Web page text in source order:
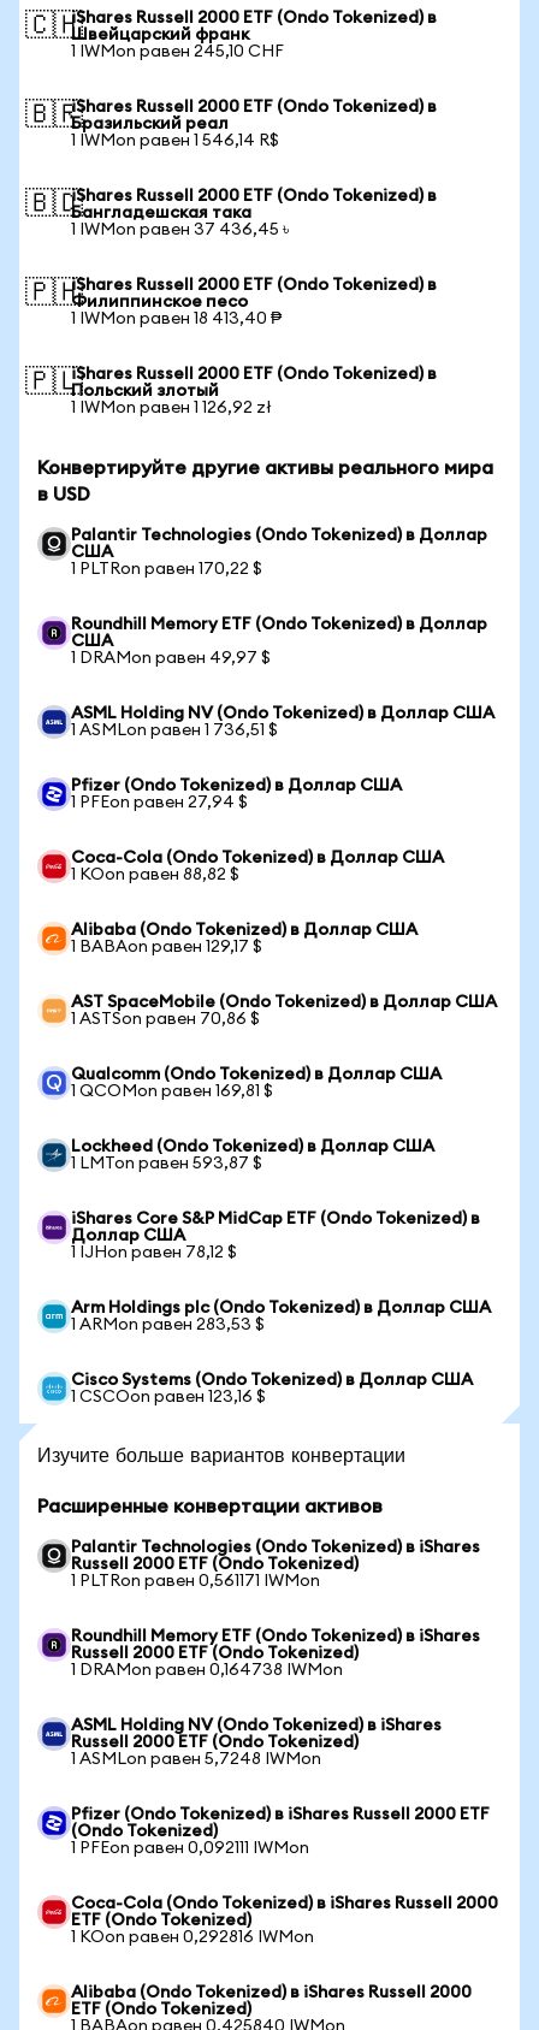
🇨🇭iShares Russell 2000 ETF (Ondo Tokenized) в
Швейцарский франк
1 IWMon равен 245,10 CHF
🇧🇷iShares Russell 2000 ETF (Ondo Tokenized) в
Бразильский реал
1 IWMon равен 1 546,14 R$
🇧🇩iShares Russell 2000 ETF (Ondo Tokenized) в
Бангладешская така
1 IWMon равен 37 436,45 ৳
🇵🇭iShares Russell 2000 ETF (Ondo Tokenized) в
Филиппинское песо
1 IWMon равен 18 413,40 ₱
🇵🇱iShares Russell 2000 ETF (Ondo Tokenized) в
Польский злотый
1 IWMon равен 1 126,92 zł
Конвертируйте другие активы реального мира
в USD
Palantir Technologies (Ondo Tokenized) в Доллар
США
1 PLTRon равен 170,22 $
Roundhill Memory ETF (Ondo Tokenized) в Доллар
США
1 DRAMon равен 49,97 $
ASML Holding NV (Ondo Tokenized) в Доллар США
1 ASMLon равен 1 736,51 $
Pfizer (Ondo Tokenized) в Доллар США
1 PFEon равен 27,94 $
Coca-Cola (Ondo Tokenized) в Доллар США
1 KOon равен 88,82 $
Alibaba (Ondo Tokenized) в Доллар США
1 BABAon равен 129,17 $
AST SpaceMobile (Ondo Tokenized) в Доллар США
1 ASTSon равен 70,86 $
Qualcomm (Ondo Tokenized) в Доллар США
1 QCOMon равен 169,81 $
Lockheed (Ondo Tokenized) в Доллар США
1 LMTon равен 593,87 $
iShares Core S&P MidCap ETF (Ondo Tokenized) в
Доллар США
1 IJHon равен 78,12 $
Arm Holdings plc (Ondo Tokenized) в Доллар США
1 ARMon равен 283,53 $
Cisco Systems (Ondo Tokenized) в Доллар США
1 CSCOon равен 123,16 $
Изучите больше вариантов конвертации
Расширенные конвертации активов
Palantir Technologies (Ondo Tokenized) в iShares
Russell 2000 ETF (Ondo Tokenized)
1 PLTRon равен 0,561171 IWMon
Roundhill Memory ETF (Ondo Tokenized) в iShares
Russell 2000 ETF (Ondo Tokenized)
1 DRAMon равен 0,164738 IWMon
ASML Holding NV (Ondo Tokenized) в iShares
Russell 2000 ETF (Ondo Tokenized)
1 ASMLon равен 5,7248 IWMon
Pfizer (Ondo Tokenized) в iShares Russell 2000 ETF
(Ondo Tokenized)
1 PFEon равен 0,092111 IWMon
Coca-Cola (Ondo Tokenized) в iShares Russell 2000
ETF (Ondo Tokenized)
1 KOon равен 0,292816 IWMon
Alibaba (Ondo Tokenized) в iShares Russell 2000
ETF (Ondo Tokenized)
1 BABAon равен 0,425840 IWMon